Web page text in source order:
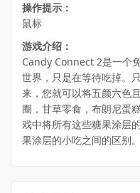
操作提示：
鼠标
游戏介绍：
Candy Connect 2是一个
世界，只是在等待吃掉。
来，您就可以将五颜六色
圈，甘草零食，布朗尼蛋
戏中将所有这些糖果涂层
果涂层的小吃之间的区别。